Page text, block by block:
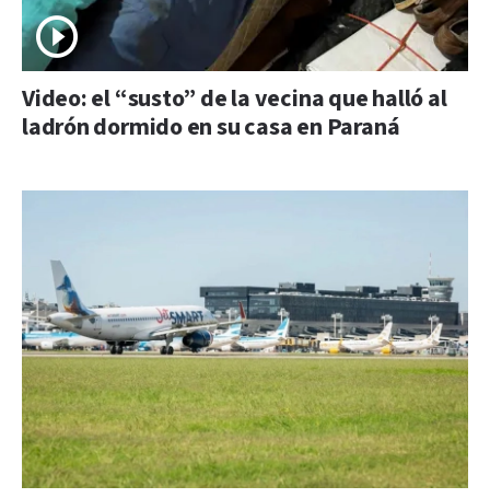
Video: el “susto” de la vecina que halló al
ladrón dormido en su casa en Paraná